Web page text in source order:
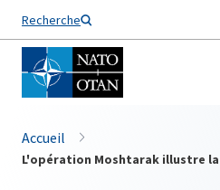
Recherche
Nom de famille*
Accueil